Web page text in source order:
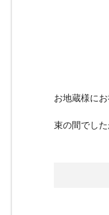
お地蔵様に
束の間でし